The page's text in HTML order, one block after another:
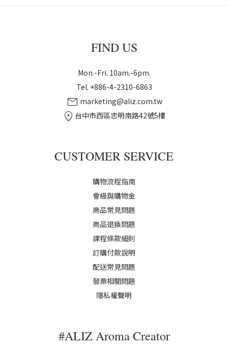
FIND US
Mon.-Fri. 10am.-6pm.
Tel. +886-4-2310-6863
mail marketing@aliz.com.tw
location_on 台中市西區忠明南路42號5樓
CUSTOMER SERVICE
購物流程指南
會級與購物金
商品常見問題
商品退換問題
課程條款細則
訂購付款說明
配送常見問題
發票相關問題
隱私權聲明
#ALIZ Aroma Creator